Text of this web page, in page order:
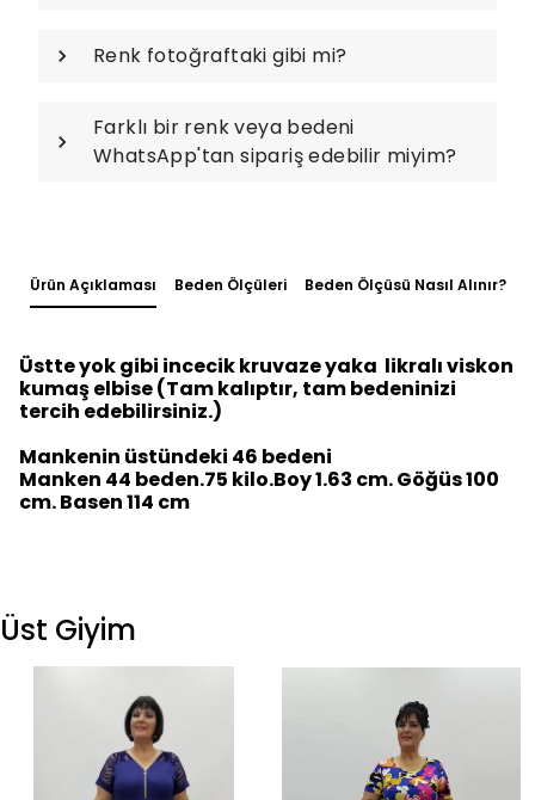
Renk fotoğraftaki gibi mi?
Farklı bir renk veya bedeni
WhatsApp'tan sipariş edebilir miyim?
Ürün Açıklaması Beden Ölçüleri Beden Ölçüsü Nasıl Alınır?
Üstte yok gibi incecik kruvaze yaka likralı viskon
kumaş elbise (Tam kalıptır, tam bedeninizi
tercih edebilirsiniz.)
Mankenin üstündeki 46 bedeni
Manken 44 beden.75 kilo.Boy 1.63 cm. Göğüs 100
cm. Basen 114 cm
Üst Giyim